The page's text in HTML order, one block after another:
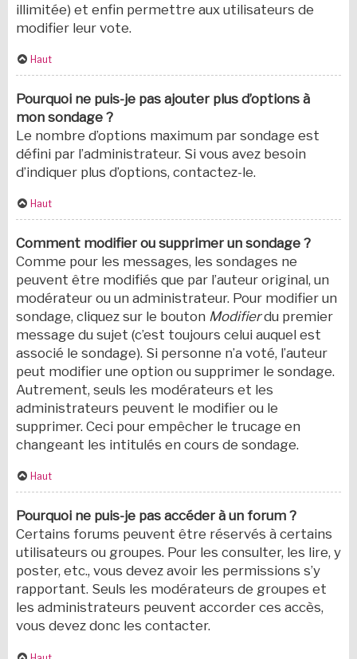
illimitée) et enfin permettre aux utilisateurs de
modifier leur vote.
Haut
Pourquoi ne puis-je pas ajouter plus d’options à
mon sondage ?
Le nombre d’options maximum par sondage est
défini par l’administrateur. Si vous avez besoin
d’indiquer plus d’options, contactez-le.
Haut
Comment modifier ou supprimer un sondage ?
Comme pour les messages, les sondages ne
peuvent être modifiés que par l’auteur original, un
modérateur ou un administrateur. Pour modifier un
sondage, cliquez sur le bouton Modifierdu premier
message du sujet (c’est toujours celui auquel est
associé le sondage). Si personne n’a voté, l’auteur
peut modifier une option ou supprimer le sondage.
Autrement, seuls les modérateurs et les
administrateurs peuvent le modifier ou le
supprimer. Ceci pour empêcher le trucage en
changeant les intitulés en cours de sondage.
Haut
Pourquoi ne puis-je pas accéder à un forum ?
Certains forums peuvent être réservés à certains
utilisateurs ou groupes. Pour les consulter, les lire, y
poster, etc., vous devez avoir les permissions s’y
rapportant. Seuls les modérateurs de groupes et
les administrateurs peuvent accorder ces accès,
vous devez donc les contacter.